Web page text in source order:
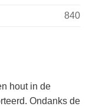
840
hout in de
Ondanks de